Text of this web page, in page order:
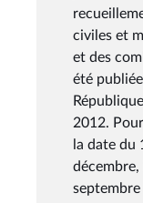
civiles et
et des
été
2012.
la date du